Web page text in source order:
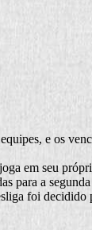
e os
em seu
para a
foi decidido